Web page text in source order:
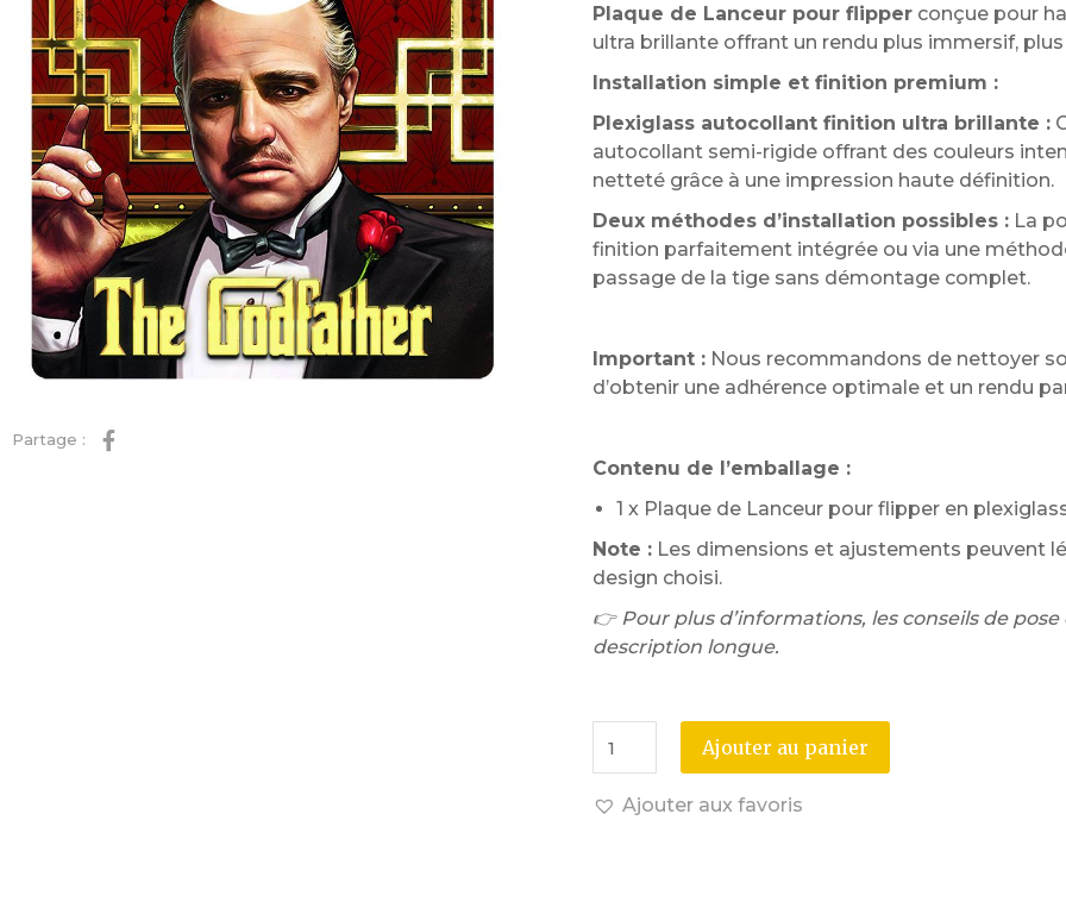
Partage :
Plaque de Lanceur pour flipperconçue pour
ultra brillante offrant un rendu plus immersif,
Installation simple et finition premium :
Plexiglass autocollant finition ultra brillante :
autocollant semi-rigide offrant des couleurs
netteté grâce à une impression haute définition.
Deux méthodes d’installation possibles :La
finition parfaitement intégrée ou via une
passage de la tige sans démontage complet.
Important :Nous recommandons de nettoyer
d’obtenir une adhérence optimale et un rendu
Contenu de l’emballage :
1 x Plaque de Lanceur pour flipper en
Note :Les dimensions et ajustements peuvent
design choisi.
👉 Pour plus d’informations, les conseils de
description longue.
Ajouter au panier
Ajouter aux favoris